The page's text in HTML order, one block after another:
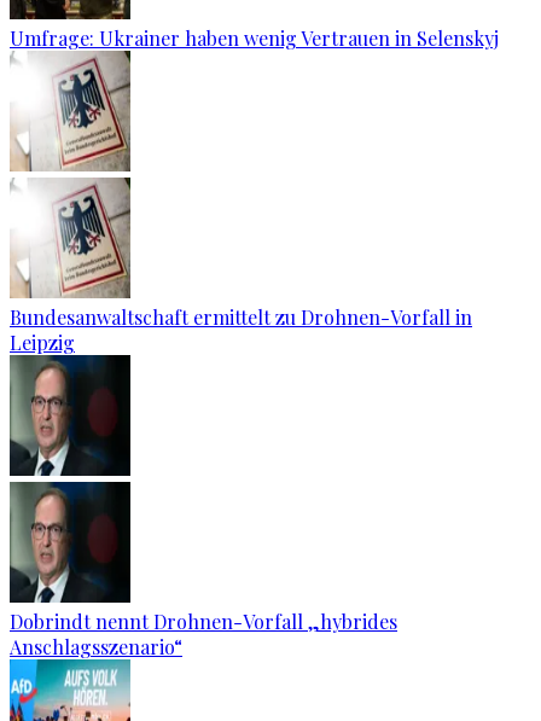
Umfrage: Ukrainer haben wenig Vertrauen in Selenskyj
Bundesanwaltschaft ermittelt zu Drohnen-Vorfall in
Leipzig
Dobrindt nennt Drohnen-Vorfall „hybrides
Anschlagsszenario“